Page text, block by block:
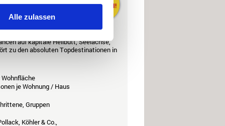
Alle zulassen
SPAREN!
auf kapitale Heilbutt, Seelachse,
zu den absoluten Topdestinationen in
Wohnfläche
je Wohnung / Haus
Gruppen
Köhler & Co.,